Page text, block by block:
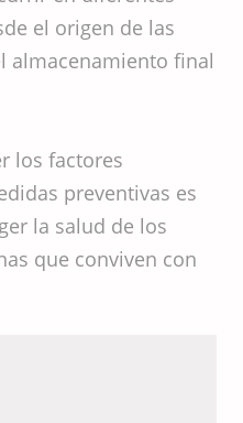
el origen de las
almacenamiento final
los factores
preventivas es
la salud de los
que conviven con